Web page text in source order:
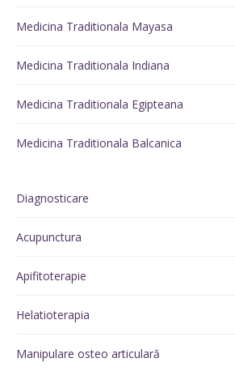
Medicina Traditionala Mayasa
Medicina Traditionala Indiana
Medicina Traditionala Egipteana
Medicina Traditionala Balcanica
Diagnosticare
Acupunctura
Apifitoterapie
Helatioterapia
Manipulare osteo articulară